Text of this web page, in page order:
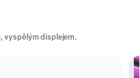
vyspělým displejem.